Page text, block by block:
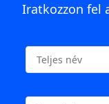
Iratkozzon fel